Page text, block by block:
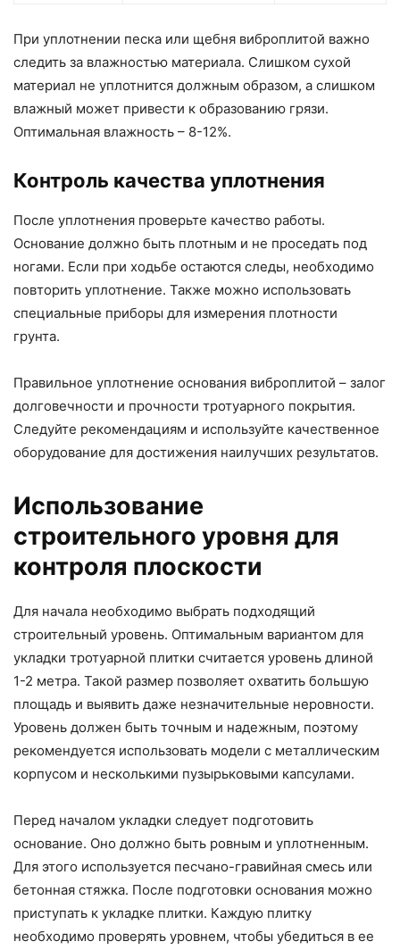
При уплотнении песка или щебня виброплитой важно
следить за влажностью материала. Слишком сухой
материал не уплотнится должным образом, а слишком
влажный может привести к образованию грязи.
Оптимальная влажность – 8-12%.
Контроль качества уплотнения
После уплотнения проверьте качество работы.
Основание должно быть плотным и не проседать под
ногами. Если при ходьбе остаются следы, необходимо
повторить уплотнение. Также можно использовать
специальные приборы для измерения плотности
грунта.
Правильное уплотнение основания виброплитой – залог
долговечности и прочности тротуарного покрытия.
Следуйте рекомендациям и используйте качественное
оборудование для достижения наилучших результатов.
Использование
строительного уровня для
контроля плоскости
Для начала необходимо выбрать подходящий
строительный уровень. Оптимальным вариантом для
укладки тротуарной плитки считается уровень длиной
1-2 метра. Такой размер позволяет охватить большую
площадь и выявить даже незначительные неровности.
Уровень должен быть точным и надежным, поэтому
рекомендуется использовать модели с металлическим
корпусом и несколькими пузырьковыми капсулами.
Перед началом укладки следует подготовить
основание. Оно должно быть ровным и уплотненным.
Для этого используется песчано-гравийная смесь или
бетонная стяжка. После подготовки основания можно
приступать к укладке плитки. Каждую плитку
необходимо проверять уровнем, чтобы убедиться в ее